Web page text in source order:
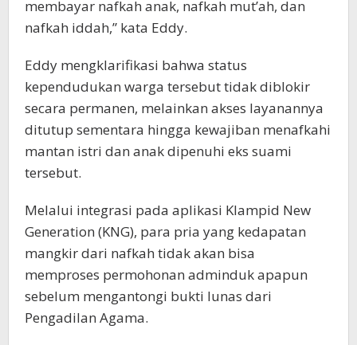
membayar nafkah anak, nafkah mut’ah, dan
nafkah iddah,” kata Eddy.
Eddy mengklarifikasi bahwa status
kependudukan warga tersebut tidak diblokir
secara permanen, melainkan akses layanannya
ditutup sementara hingga kewajiban menafkahi
mantan istri dan anak dipenuhi eks suami
tersebut.
Melalui integrasi pada aplikasi Klampid New
Generation (KNG), para pria yang kedapatan
mangkir dari nafkah tidak akan bisa
memproses permohonan adminduk apapun
sebelum mengantongi bukti lunas dari
Pengadilan Agama.